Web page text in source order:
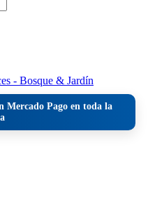
Mercado Pago en toda la